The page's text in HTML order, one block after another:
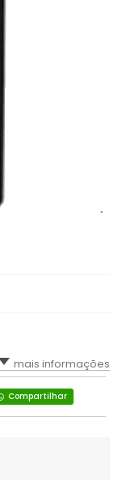
mais informações
Compartilhar